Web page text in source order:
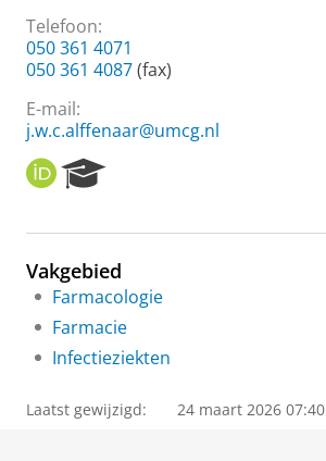
Telefoon:
050 361 4071
050 361 4087(fax)
E-mail:
j.w.c.alffenaar@umcg.nl
O
R
I
e
r
c
h
o
t
Vakgebied
Farmacologie
Farmacie
Infectieziekten
Laatst gewijzigd: 24 maart 2026 07:40